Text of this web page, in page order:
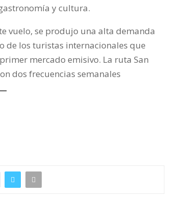
y cultura.
vuelo, se produjo una alta demanda
de los turistas internacionales que
mercado emisivo. La ruta San
dos frecuencias semanales